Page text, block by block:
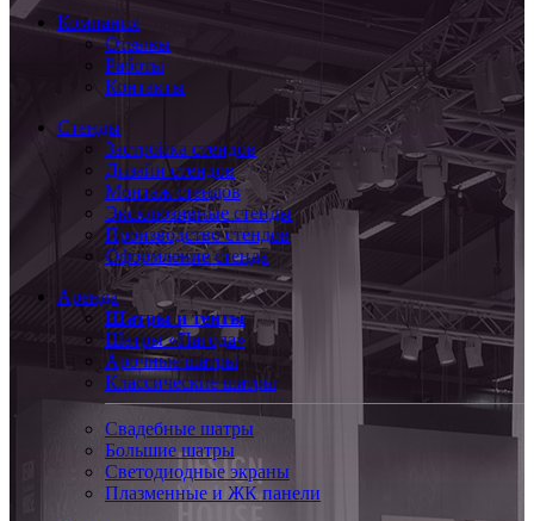
Компания
Отзывы
Работы
Контакты
Стенды
Застройка стендов
Дизайн стендов
Монтаж стендов
Эксклюзивные стенды
Производство стендов
Оформление стенда
Аренда
Шатры и тенты
Шатры «Пагода»
Арочные шатры
Классические шатры
Свадебные шатры
Большие шатры
Светодиодные экраны
Плазменные и ЖК панели